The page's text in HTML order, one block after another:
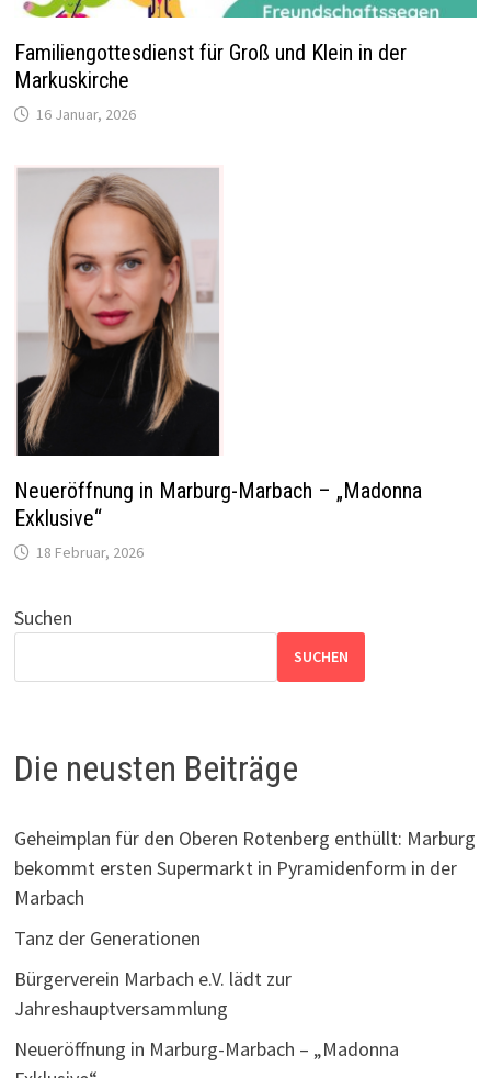
Familiengottesdienst für Groß und Klein in der
Markuskirche
16 Januar, 2026
Neueröffnung in Marburg-Marbach – „Madonna
Exklusive“
18 Februar, 2026
Suchen
SUCHEN
Die neusten Beiträge
Geheimplan für den Oberen Rotenberg enthüllt: Marburg
bekommt ersten Supermarkt in Pyramidenform in der
Marbach
Tanz der Generationen
Bürgerverein Marbach e.V. lädt zur
Jahreshauptversammlung
Neueröffnung in Marburg-Marbach – „Madonna